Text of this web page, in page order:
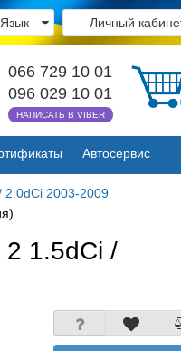
Личный
Язык
066 729 10 01
096 029 10 01
НАПИСАТЬ В VIBER
Автосервис
2.0dCi 2003-2009
1.5dCi /